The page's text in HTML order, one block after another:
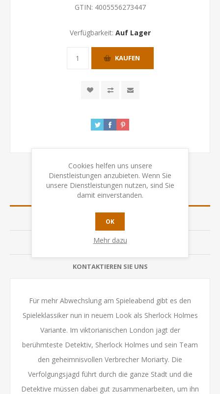
GTIN: 4005556273447
Verfügbarkeit: Auf Lager
KAUFEN
ÜBERSICHT
SPEZIFIKATION
BEWERTUNGEN
KONTAKTIEREN SIE UNS
Für mehr Abwechslung am Spieleabend gibt es den
Spieleklassiker nun in neuem Look als Sherlock Holmes
Variante. Im viktorianischen London jagt der
berühmteste Detektiv, Sherlock Holmes und sein Team
den geheimnisvollen Verbrecher Moriarty. Die
Verfolgungsjagd führt durch die ganze Stadt und die
Detektive müssen dabei gut zusammenarbeiten, um ihn
Cookies helfen uns unsere
Dienstleistungen anzubieten. Wenn Sie
unsere Dienstleistungen nutzen, sind Sie
damit einverstanden.
OK
Mehr dazu